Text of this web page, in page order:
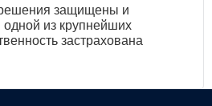
защищены и
из крупнейших
застрахована